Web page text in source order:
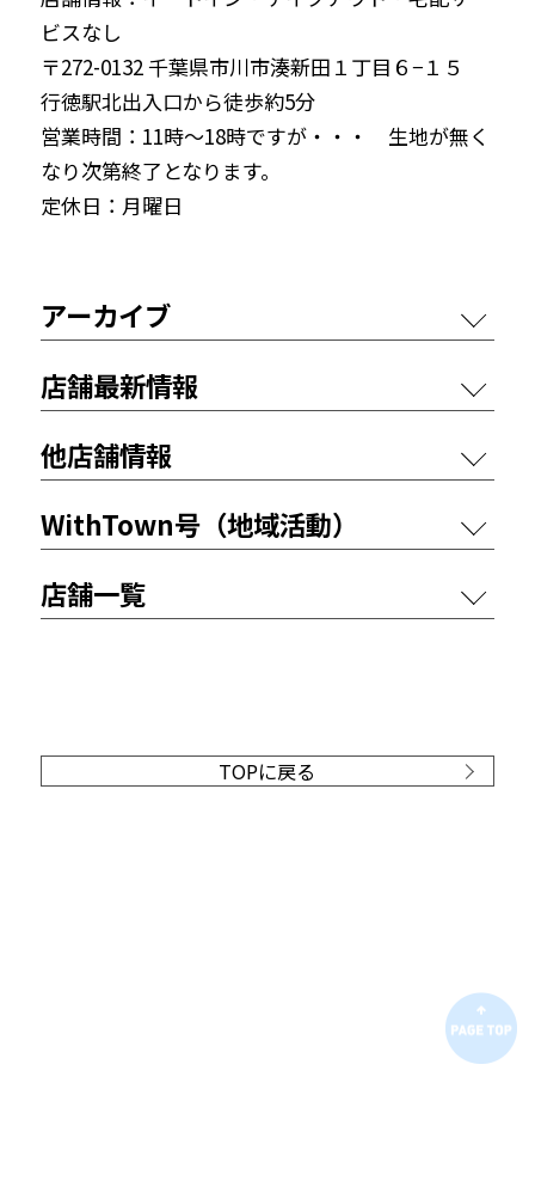
ビスなし
〒272-0132 千葉県市川市湊新田１丁目６−１５
行徳駅北出入口から徒歩約5分
営業時間：11時～18時ですが・・・ 生地が無く
なり次第終了となります。
定休日：月曜日
アーカイブ
店舗最新情報
他店舗情報
WithTown号（地域活動）
店舗一覧
TOPに戻る